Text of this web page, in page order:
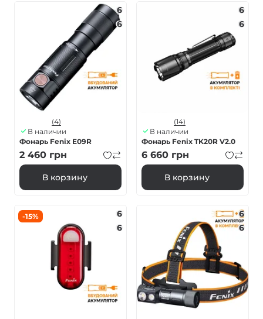
6
6
(4)
В наличии
Фонарь Fenix E09R
2 460 грн
В корзину
6
6
(14)
В наличии
Фонарь Fenix TK20R V2.0
6 660 грн
В корзину
-15%
6
6
6
6